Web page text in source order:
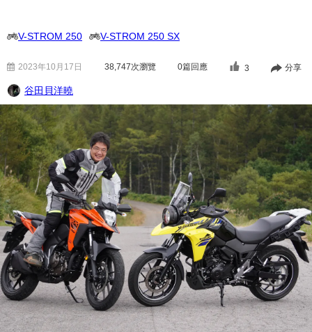
V-STROM 250 V-STROM 250 SX
2023年10月17日 38,747次瀏覽 0篇回應 3 分享
谷田貝洋曉